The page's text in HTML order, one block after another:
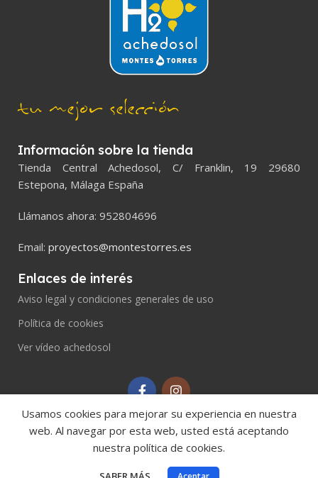
tu mejor selección
Información sobre la tienda
Tienda Central Achedosol, C/ Franklin, 19 29680
Estepona, Málaga España
Llámanos ahora: 952804696
Email: proyectos@montestorres.es
Enlaces de interés
Aviso legal y condiciones generales de uso
Política de cookies
Ver vídeo achedosol
© 2023achedosol
Desarrollado por
edosdata.com
Usamos cookies para mejorar su experiencia en nuestra
web. Al navegar por esta web, usted está aceptando
nuestra política de cookies.